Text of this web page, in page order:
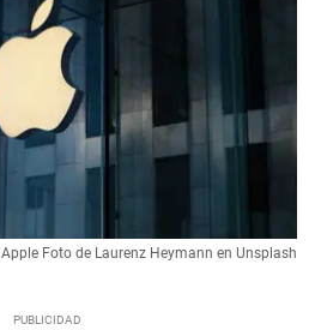
Apple Foto de Laurenz Heymann en Unsplash